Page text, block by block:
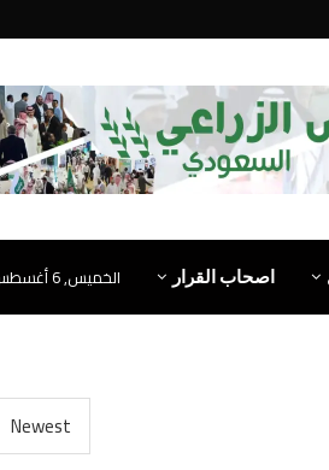
اصحاب القرار الخميس, 6 أغسطس, 2026